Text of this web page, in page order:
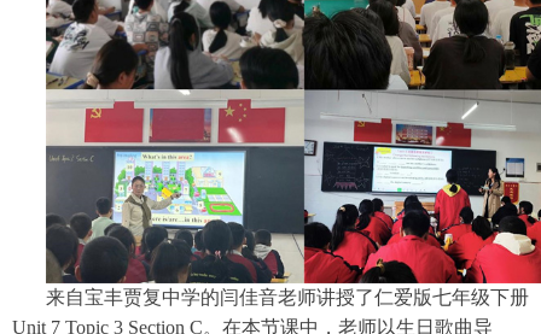
来自宝丰贾复中学的闫佳音老师讲授了仁爱版七年级下册
Unit 7 Topic 3 Section C。在本节课中，老师以生日歌曲导